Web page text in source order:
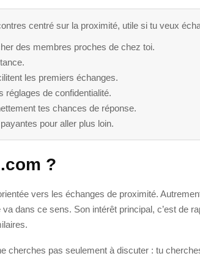
centré sur la proximité, utile si tu veux
des membres proches de chez toi.
les premiers échanges.
réglages de confidentialité.
tes chances de réponse.
pour aller plus loin.
?
vers les échanges de proximité.
dans ce sens. Son intérêt principal, c’est de
cherches pas seulement à discuter : tu